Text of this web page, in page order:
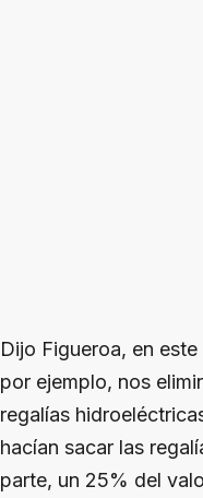
Dijo Figueroa, en
por ejemplo, nos
regalías
hacían sacar las
parte, un 25% del